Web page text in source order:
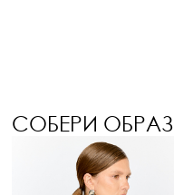
СОБЕРИ ОБРАЗ